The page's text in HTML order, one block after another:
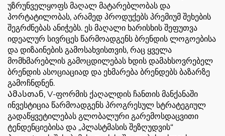
უზრუნველყოფს მაღალ მატარებლობას და
პორტატილობას, არამედ პროდუქებს პრემიუმ შეხების
შეგრძნებას ანიჭებს. ეს მაღალი ხარისხის შეფუთვა
იდეალურ სივრცეს წარმოადგენს ბრენდის ლოგოებისა
და დიზაინების გამოსახვისთვის, რაც ყველა
მომხმარებლის გამოცდილებას ხდის დამახსოვრებელ
ბრენდის ასოციაციად და ეხმარება ბრენდებს ბაზარზე
გამოჩნდნენ.
Ამასთან, V-ფორმის ქაღალდის ჩანთის მანქანაში
ინვესტიცია წარმოადგენს პროგრესულ სტრატეგიულ
გადაწყვეტილებას გლობალური გარემოსდაცვითი
ტენდენციებისა და „პლასტმასის შეზღუდვის“